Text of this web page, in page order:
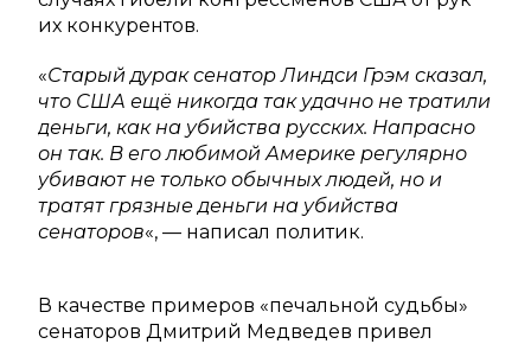
их конкурентов.
«Старый дурак сенатор Линдси Грэм сказал,
что США ещё никогда так удачно не тратили
деньги, как на убийства русских. Напрасно
он так. В его любимой Америке регулярно
убивают не только обычных людей, но и
тратят грязные деньги на убийства
сенаторов«, — написал политик.
В качестве примеров «печальной судьбы»
сенаторов Дмитрий Медведев привел